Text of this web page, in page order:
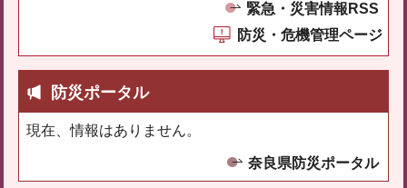
緊急・災害情報RSS
防災・危機管理ページ
防災ポータル
現在、情報はありません。
奈良県防災ポータル